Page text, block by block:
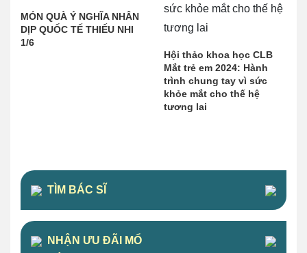
MÓN QUÀ Ý NGHĨA NHÂN
DỊP QUỐC TẾ THIẾU NHI
1/6
Hội thảo khoa học CLB
Mắt trẻ em 2024: Hành
trình chung tay vì sức
khỏe mắt cho thế hệ
tương lai
TÌM BÁC SĨ
NHẬN ƯU ĐÃI MỔ